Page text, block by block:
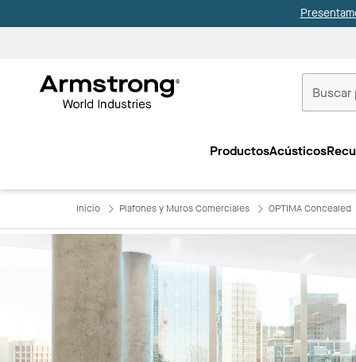
Inicio
ProductosAcústicos
Inicio Plafones y Muros Comerciales OPTIMA Concealed